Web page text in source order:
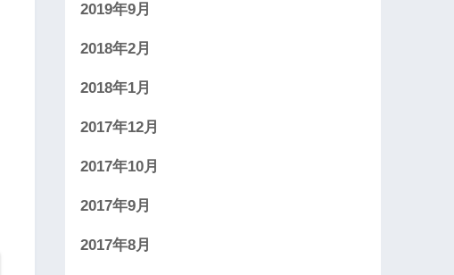
2019年9月
2018年2月
2018年1月
2017年12月
2017年10月
2017年9月
2017年8月